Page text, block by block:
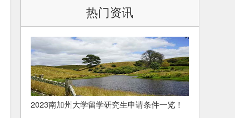
热门资讯
2023南加州大学留学研究生申请条件一览！